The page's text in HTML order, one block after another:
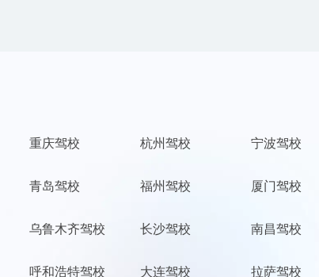
重庆驾校 杭州驾校 宁波驾校
青岛驾校 福州驾校 厦门驾校
乌鲁木齐驾校 长沙驾校 南昌驾校
呼和浩特驾校 大连驾校 拉萨驾校